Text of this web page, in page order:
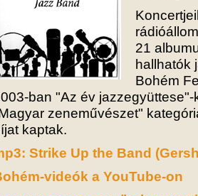
21
hallhatók
Bohém
ban "Az év
zeneművészet"
kaptak.
Strike Up the Band
videók a YouTube-on